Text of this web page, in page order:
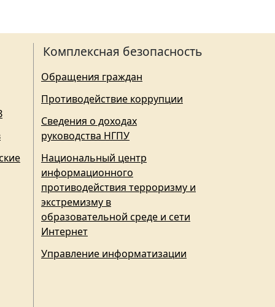
Комплексная безопасность
Обращения граждан
Противодействие коррупции
Сведения о доходах
руководства НГПУ
Национальный центр
информационного
противодействия терроризму и
экстремизму в
образовательной среде и сети
Интернет
Управление информатизации